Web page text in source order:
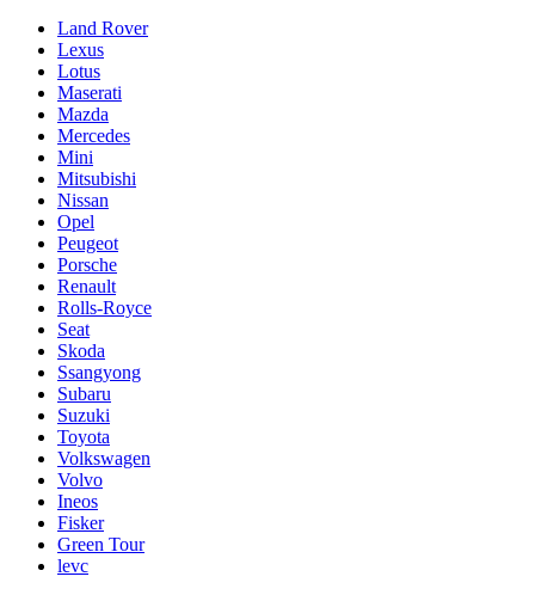
Land Rover
Lexus
Lotus
Maserati
Mazda
Mercedes
Mini
Mitsubishi
Nissan
Opel
Peugeot
Porsche
Renault
Rolls-Royce
Seat
Skoda
Ssangyong
Subaru
Suzuki
Toyota
Volkswagen
Volvo
Ineos
Fisker
Green Tour
levc